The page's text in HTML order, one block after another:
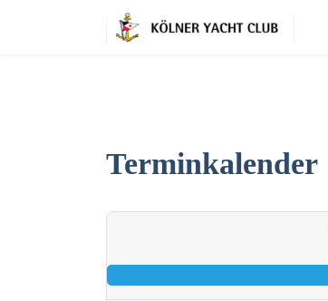
Terminkalender